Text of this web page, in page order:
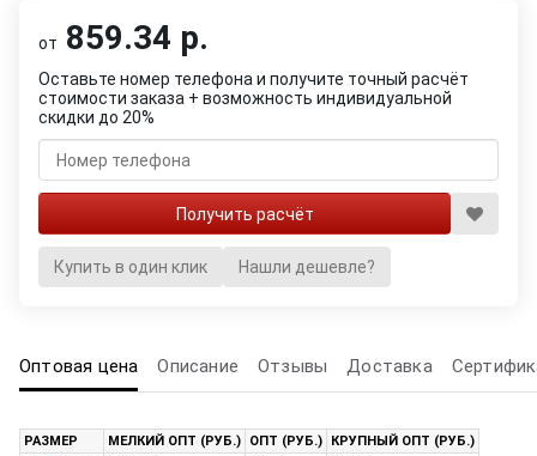
от 859.34 р.
Оставьте номер телефона и получите точный расчёт
стоимости заказа + возможность индивидуальной
скидки до 20%
Купить в один клик Нашли дешевле?
Оптовая цена Описание Отзывы Доставка
РАЗМЕР МЕЛКИЙ ОПТ (РУБ.) ОПТ (РУБ.)
КРУПНЫЙ ОПТ (РУБ.)